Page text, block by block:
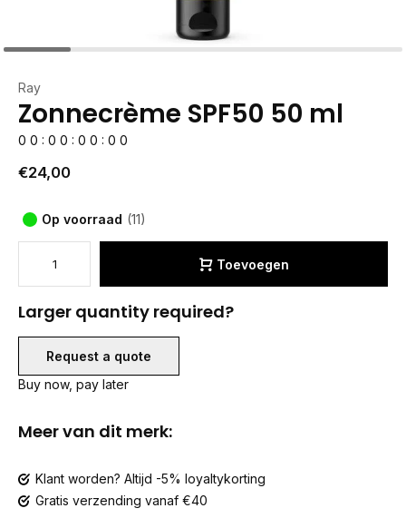
Ray
Zonnecrème SPF50 50 ml
0 0 : 0 0 : 0 0 : 0 0
€24,00
Op voorraad (11)
Toevoegen
Larger quantity required?
Request a quote
Buy now, pay later
Meer van dit merk:
Klant worden? Altijd -5% loyaltykorting
Gratis verzending vanaf €40